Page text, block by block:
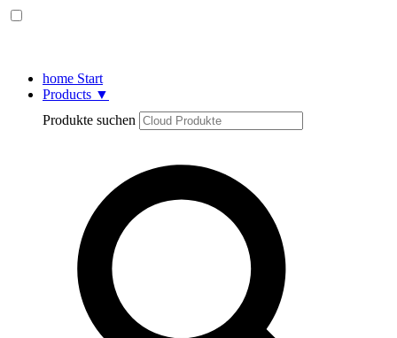
home Start
Products ▼
Produkte suchen